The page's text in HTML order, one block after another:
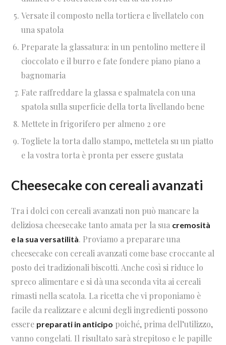
Versate il composto nella tortiera e livellatelo con
una spatola
Preparate la glassatura: in un pentolino mettere il
cioccolato e il burro e fate fondere piano piano a
bagnomaria
Fate raffreddare la glassa e spalmatela con una
spatola sulla superficie della torta livellando bene
Mettete in frigorifero per almeno 2 ore
Togliete la torta dallo stampo, mettetela su un piatto
e la vostra torta è pronta per essere gustata
Cheesecake con cereali avanzati
Tra i dolci con cereali avanzati non può mancare la
deliziosa cheesecake tanto amata per la sua cremosità
e la sua versatilità. Proviamo a preparare una
cheesecake con cereali avanzati come base croccante al
posto dei tradizionali biscotti. Anche così si riduce lo
spreco alimentare e si dà una seconda vita ai cereali
rimasti nella scatola. La ricetta che vi proponiamo è
facile da realizzare e alcuni degli ingredienti possono
essere preparati in anticipo poiché, prima dell’utilizzo,
vanno congelati. Il risultato sarà strepitoso e le papille